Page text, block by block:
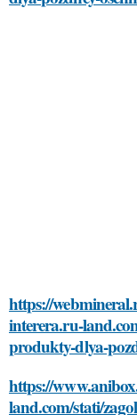
https://
interera.ru-
produkty-dlya-
https://
land.com/stati/